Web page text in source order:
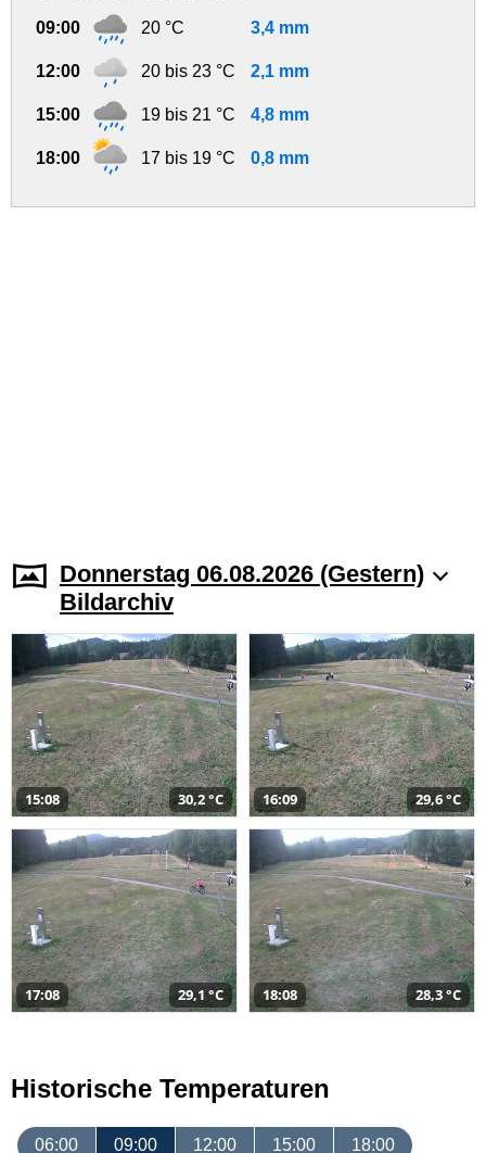
09:00 20 °C 3,4 mm
12:00 20 bis 23 °C 2,1 mm
15:00 19 bis 21 °C 4,8 mm
18:00 17 bis 19 °C 0,8 mm
Donnerstag 06.08.2026 (Gestern)
Bildarchiv
15:08 30,2 °C 16:09 29,6 °C
17:08 29,1 °C 18:08 28,3 °C
Historische Temperaturen
06:00 09:00 12:00 15:00 18:00